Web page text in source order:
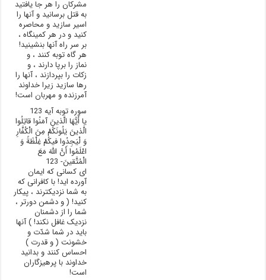
مشرکان را هر جا یافتید
به قتل برسانید و آنها را
اسیر سازید و محاصره
کنید و در هر کمینگاه ،
بر سر راه آنها بنشینید!
هر گاه توبه کنند ، و
نماز را برپا دارند ، و
زکات را بپردازند ، آنها را
رها سازید زیرا خداوند
آمرزنده و مهربان است!
سوره توبه آیه 123
يا أَيُّهَا الَّذينَ آمَنُوا قاتِلُوا
الَّذينَ يَلُونَکُمْ مِنَ الْکُفَّارِ
وَ لْيَجِدُوا فيکُمْ غِلْظَةً وَ
اعْلَمُوا أَنَّ اللَّهَ مَعَ
الْمُتَّقينَ- 123
ای کسانی که ایمان
آورده اید! با کافرانی که
به شما نزدیکترند ، پیکار
کنید! ( و دشمن دورتر ،
شما را از دشمنان
نزدیک غافل نکند! ) آنها
باید در شما شدّت و
خشونت ( و قدرت )
احساس کنند و بدانید
خداوند با پرهیزگاران
است!